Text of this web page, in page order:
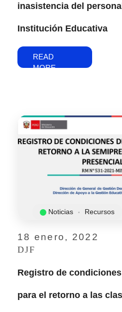
inasistencia del
Institución Educativa
READ
MORE
18 enero, 2022
DJF
Noticias Recursos
Registro de
para el retorno a las